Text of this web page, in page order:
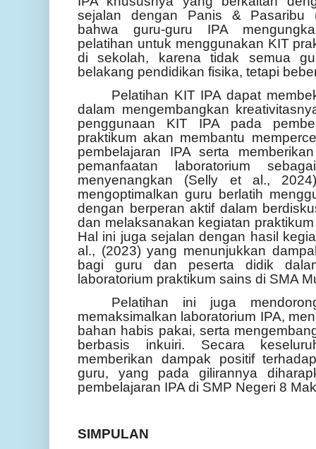
sejalan dengan Panis & Pasaribu
bahwa guru-guru IPA
pelatihan untuk menggunakan KIT
di sekolah, karena tidak semua
belakang pendidikan fisika, tetapi
Pelatihan KIT IPA dapat
dalam mengembangkan
penggunaan KIT IPA pada
praktikum akan membantu
pembelajaran IPA serta
pemanfaatan laboratorium
menyenangkan (Selly et al.,
mengoptimalkan guru berlatih
dengan berperan aktif dalam
dan melaksanakan kegiatan
Hal ini juga sejalan dengan hasil
al., (2023) yang menunjukkan
bagi guru dan peserta didik
laboratorium praktikum sains di SMA
Pelatihan ini juga
memaksimalkan laboratorium IPA,
bahan habis pakai, serta
berbasis inkuiri. Secara
memberikan dampak positif
guru, yang pada gilirannya
pembelajaran IPA di SMP Negeri 8
SIMPULAN